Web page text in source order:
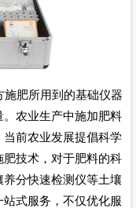
肥所用到的基础仪器
农业生产中施加肥料
前农业发展提倡科学
技术，对于肥料的科
分快速检测仪等土壤
式服务，不仅优化服